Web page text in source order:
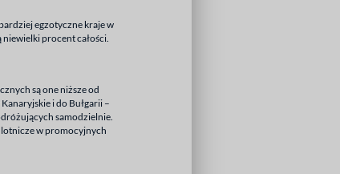
egzotyczne kraje w
procent całości.
są one niższe od
i do Bułgarii –
samodzielnie.
lotnicze w promocyjnych